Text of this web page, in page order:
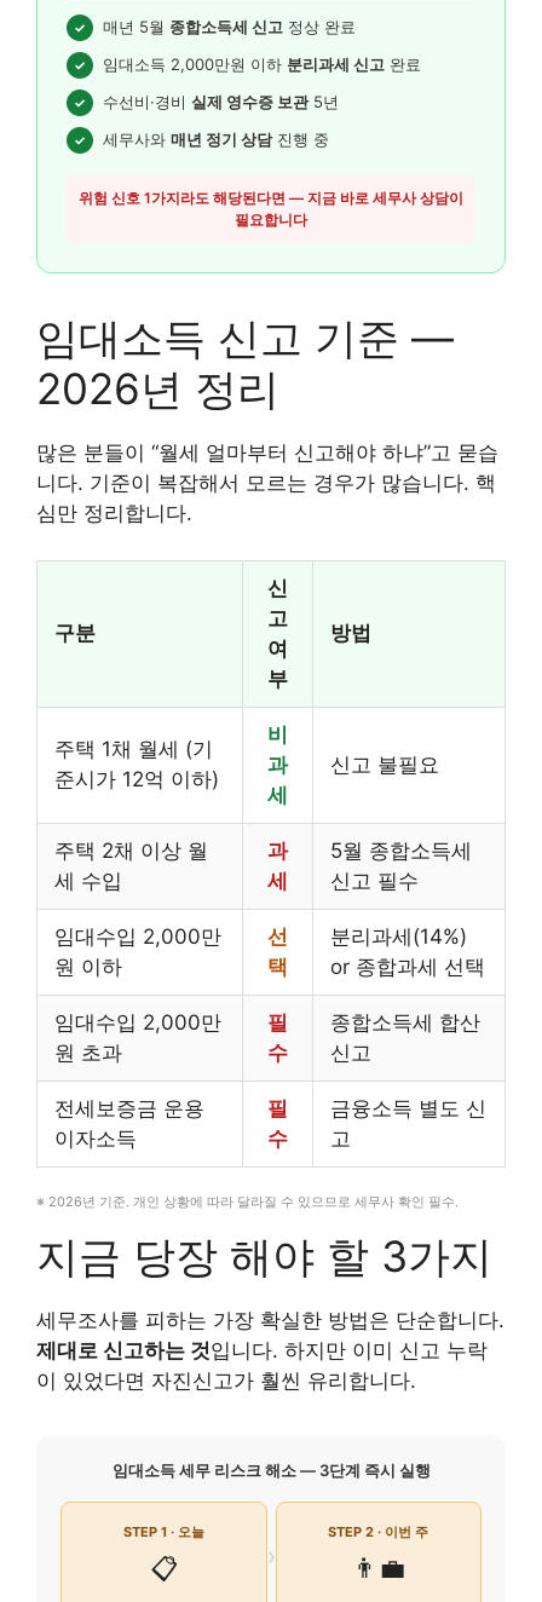
✓ 매년 5월 종합소득세 신고 정상 완료
✓ 임대소득 2,000만원 이하 분리과세 신고 완료
✓ 수선비·경비 실제 영수증 보관5년
✓ 세무사와 매년 정기 상담진행 중
위험 신호 1가지라도 해당된다면 — 지금 바로 세무사 상담이
필요합니다
임대소득 신고 기준 —
2026년 정리
많은 분들이 “월세 얼마부터 신고해야 하냐”고 묻습
니다. 기준이 복잡해서 모르는 경우가 많습니다. 핵
심만 정리합니다.
구분
신
고
여
부
방법
주택 1채 월세 (기
준시가 12억 이하)
비
과
세
신고 불필요
주택 2채 이상 월
세 수입
과
세
5월 종합소득세
신고 필수
임대수입 2,000만
원 이하
선
택
분리과세(14%)
or 종합과세 선택
임대수입 2,000만
원 초과
필
수
종합소득세 합산
신고
전세보증금 운용
이자소득
필
수
금융소득 별도 신
고
※ 2026년 기준. 개인 상황에 따라 달라질 수 있으므로 세무사 확인 필수.
지금 당장 해야 할 3가지
세무조사를 피하는 가장 확실한 방법은 단순합니다.
제대로 신고하는 것입니다. 하지만 이미 신고 누락
이 있었다면 자진신고가 훨씬 유리합니다.
임대소득 세무 리스크 해소 — 3단계 즉시 실행
STEP 1 · 오늘
📋 ›
STEP 2 · 이번 주
👨‍💼